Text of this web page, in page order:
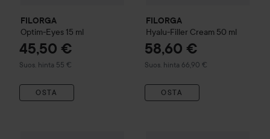
FILORGA
Optim-Eyes 15 ml
45,50 €
Suos. hinta 55 €
Suositeltu hinta 55 €
OSTA
FILORGA
Hyalu-Filler Cream 50 ml
58,60 €
Suos. hinta 66,90 €
Suositeltu hinta 66,90 €
OSTA